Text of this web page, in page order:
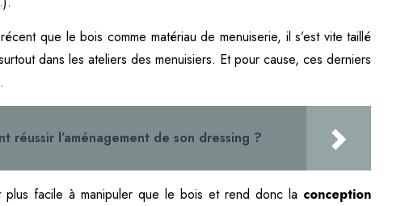
que le bois comme matériau de menuiserie, il s’est vite taillé
dans les ateliers des menuisiers. Et pour cause, ces derniers
réussir l’aménagement de son dressing ?
facile à manipuler que le bois et rend donc la conception